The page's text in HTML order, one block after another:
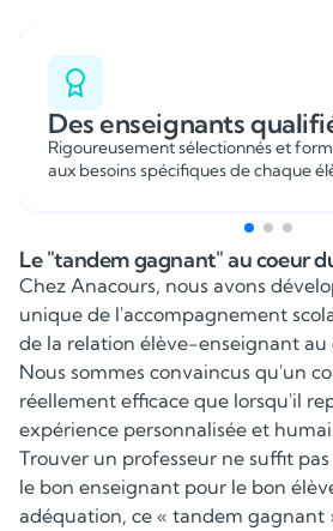
Des enseignants
Rigoureusement sélectionnés et
aux besoins spécifiques de chaque
Le "tandem gagnant" au coeur
Chez Anacours, nous avons
unique de l'accompagnement
de la relation élève-enseignant au
Nous sommes convaincus qu'un
réellement efficace que lorsqu'il
expérience personnalisée et
Trouver un professeur ne suffit
le bon enseignant pour le bon
adéquation, ce « tandem gagnant